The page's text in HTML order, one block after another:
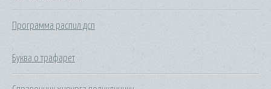
Программа распил дсп
Буква о трафарет